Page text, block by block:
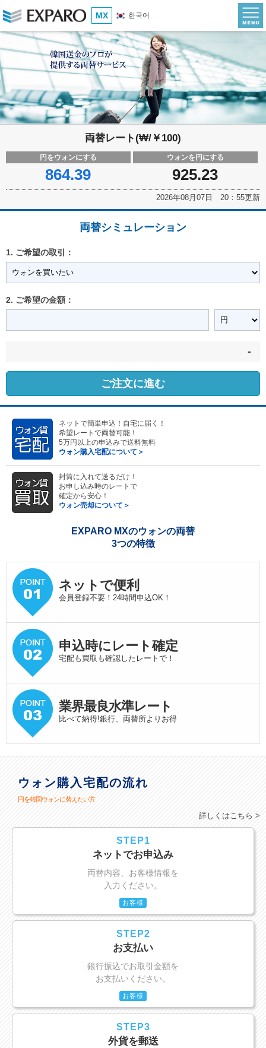
MX 한국어
両替レート(₩/￥100)
円をウォンにする
864.39
ウォンを円にする
925.23
2026年08月07日 20：55更新
両替シミュレーション
1. ご希望の取引：
2. ご希望の金額：
-
ご注文に進む
ネットで簡単申込！自宅に届く！
希望レートで両替可能！
5万円以上の申込みで送料無料
ウォン購入宅配について＞
封筒に入れて送るだけ！
お申し込み時のレートで
確定から安心！
ウォン売却について＞
EXPARO MXのウォンの両替
3つの特徴
ネットで便利
会員登録不要！24時間申込OK！
申込時にレート確定
宅配も買取も確認したレートで！
業界最良水準レート
比べて納得!銀行、両替所よりお得
ウォン購入宅配の流れ
円を韓国ウォンに替えたい方
詳しくはこちら >
STEP1
ネットでお申込み
両替内容、お客様情報を
入力ください。
お客様
STEP2
お支払い
銀行振込でお取引金額を
お支払いください。
お客様
STEP3
外貨を郵送